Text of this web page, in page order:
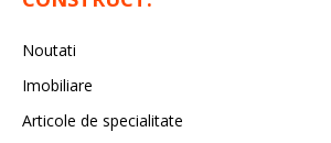
Noutati
Imobiliare
Articole de specialitate